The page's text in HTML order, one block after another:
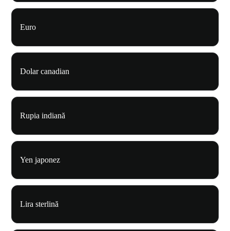
Euro
Dolar canadian
Rupia indiană
Yen japonez
Lira sterlină